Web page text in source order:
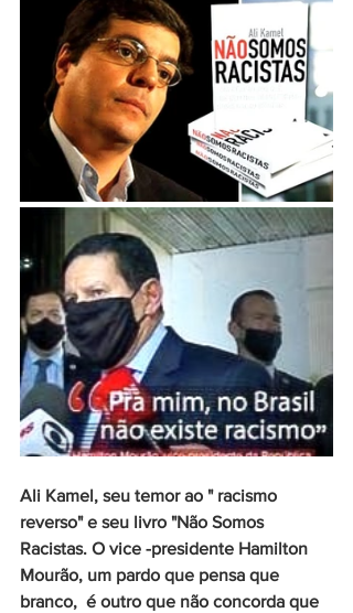
Ali Kamel, seu temor ao " racismo
reverso" e seu livro "Não Somos
Racistas. O vice -presidente Hamilton
Mourão, um pardo que pensa que
branco,  é outro que não concorda que